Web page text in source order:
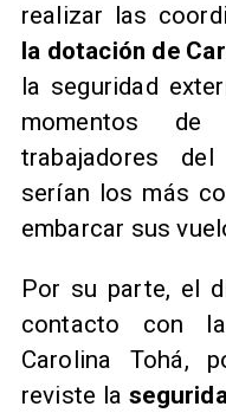
realizar las
la dotación de
la seguridad
momentos
trabajadores
serían los más
embarcar sus
Por su parte, el
contacto con
Carolina Tohá,
reviste la